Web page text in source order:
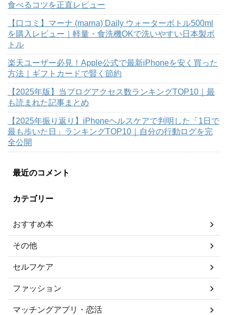
食べるコツを正直レビュー
【口コミ】マーナ (marna) Daily ウォーターボトル500ml
を購入レビュー｜軽量・食洗機OKで洗いやすい日本製ボ
トル
楽天ユーザー必見！Apple公式で最新iPhoneを安く買った
方法｜ギフトカードで賢く節約
【2025年版】当ブログアクセス数ランキングTOP10｜最
も読まれた記事まとめ
【2025年振り返り】iPhoneヘルスケアで判明した「1日で
最も歩いた日」ランキングTOP10｜自分の行動ログを完
全公開
最近のコメント
カテゴリー
おすすめ本
その他
セルフケア
ファッション
マッチングアプリ・恋活